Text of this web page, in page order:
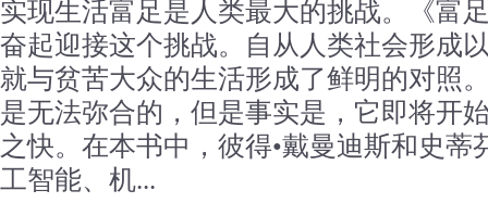
实现生活富足是人类最大的挑战。《富
奋起迎接这个挑战。自从人类社会形成
就与贫苦大众的生活形成了鲜明的对照
是无法弥合的，但是事实是，它即将开
之快。在本书中，彼得•戴曼迪斯和史蒂
工智能、机...